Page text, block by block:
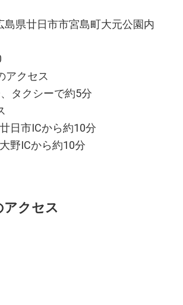
県廿日市市宮島町大元公園内
アクセス
タクシーで約5分
日市ICから約10分
野ICから約10分
アクセス